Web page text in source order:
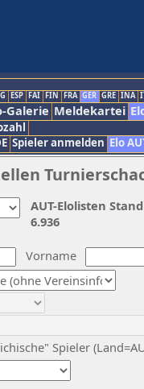
ESP FAI FIN FRA GER GRE INA
Galerie Meldekartei
Spieler anmelden Elo
Vorname
Spieler
AUT-Elolisten
6.936